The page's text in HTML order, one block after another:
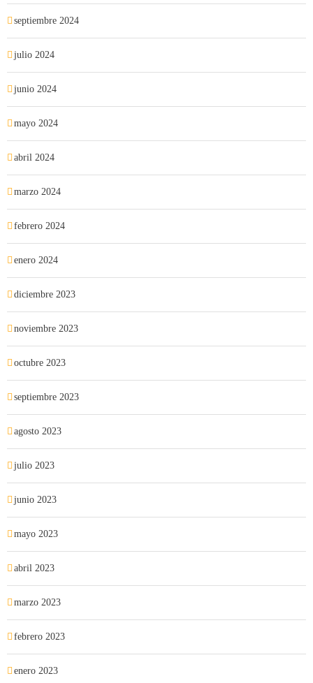
septiembre 2024
julio 2024
junio 2024
mayo 2024
abril 2024
marzo 2024
febrero 2024
enero 2024
diciembre 2023
noviembre 2023
octubre 2023
septiembre 2023
agosto 2023
julio 2023
junio 2023
mayo 2023
abril 2023
marzo 2023
febrero 2023
enero 2023